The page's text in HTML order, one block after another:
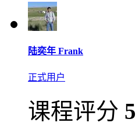
陆奕年 Frank
正式用户
课程评分 5